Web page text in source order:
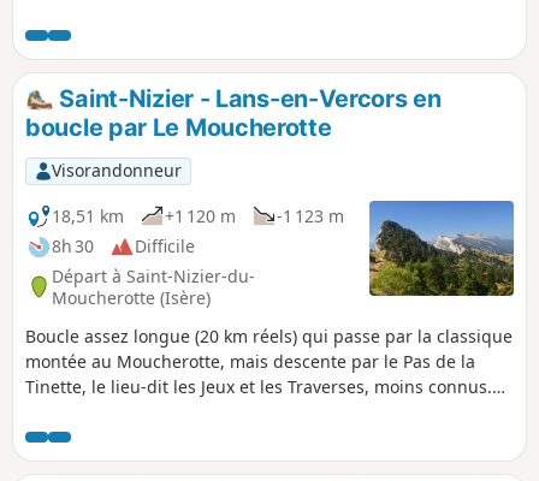
d'atteindre la montée du Pas de la Corne en
empruntant le GR®9. Attention, présence de
passages plutôt techniques dans le défilé du
coulou avec et sans mains-courantes. Soyez
très vigilants Impossibilité de faire la boucle,
voir les avis
Saint-Nizier - Lans-en-Vercors en
boucle par Le Moucherotte
Visorandonneur
18,51 km
+1 120 m
-1 123 m
8h 30
Difficile
Départ à Saint-Nizier-du-
Moucherotte (Isère)
Boucle assez longue (20 km réels) qui passe par la classique
montée au Moucherotte, mais descente par le Pas de la
Tinette, le lieu-dit les Jeux et les Traverses, moins connus.
nouveau chemin très bien tracé et aménagé, qui isole à
souhait les randonneurs de la route.